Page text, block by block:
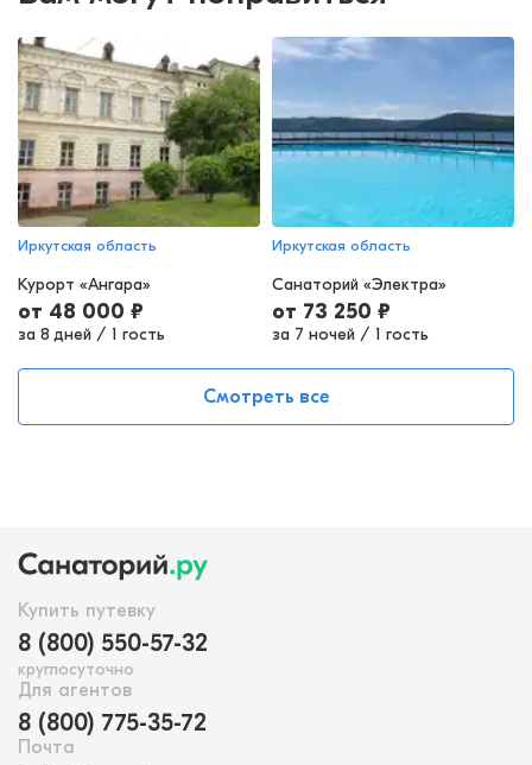
Иркутская область
Курорт «Ангара»
от 48 000 ₽
за 8 дней / 1 гость
Иркутская область
Санаторий «Электра»
от 73 250 ₽
за 7 ночей / 1 гость
Смотреть все
Купить путевку
8 (800) 550-57-32
круглосуточно
Для агентов
8 (800) 775-35-72
Почта